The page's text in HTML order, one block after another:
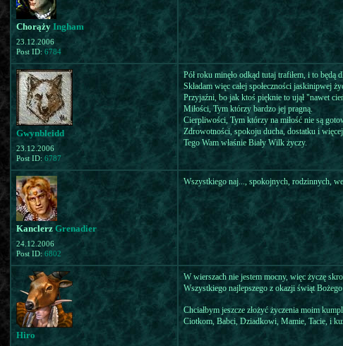
Chorąży Ingham
23.12.2006
Post ID: 6784
Gwynbleidd
23.12.2006
Post ID: 6787
Pół roku minęło odkąd tutaj trafiłem, i to będą
Składam więc całej społeczności jaskinipwej
Przyjaźni, bo jak ktoś pięknie to ujął "nawet
Miłości, Tym którzy bardzo jej pragną.
Cierpliwości, Tym którzy na miłość nie są
Zdrowotności, spokoju ducha, dostatku i
Tego Wam właśnie Biały Wilk życzy.
Kanclerz Grenadier
24.12.2006
Post ID: 6802
Wszystkiego naj..., spokojnych, rodzinnych,
Hiro
W wierszach nie jestem mocny, więc życzę
Wszystkiego najlepszego z okazji świąt
Chciałbym jeszcze złożyć życzenia moim
Ciotkom, Babci, Dziadkowi, Mamie, Tacie, i